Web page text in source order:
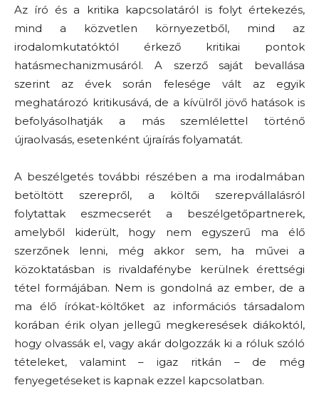
Az író és a kritika kapcsolatáról is folyt értekezés,
mind a közvetlen környezetből, mind az
irodalomkutatóktól érkező kritikai pontok
hatásmechanizmusáról. A szerző saját bevallása
szerint az évek során felesége vált az egyik
meghatározó kritikusává, de a kívülről jövő hatások is
befolyásolhatják a más szemlélettel történő
újraolvasás, esetenként újraírás folyamatát.
A beszélgetés további részében a ma irodalmában
betöltött szerepről, a költői szerepvállalásról
folytattak eszmecserét a beszélgetőpartnerek,
amelyből kiderült, hogy nem egyszerű ma élő
szerzőnek lenni, még akkor sem, ha művei a
közoktatásban is rivaldafénybe kerülnek érettségi
tétel formájában. Nem is gondolná az ember, de a
ma élő írókat-költőket az információs társadalom
korában érik olyan jellegű megkeresések diákoktól,
hogy olvassák el, vagy akár dolgozzák ki a róluk szóló
tételeket, valamint – igaz ritkán – de még
fenyegetéseket is kapnak ezzel kapcsolatban.